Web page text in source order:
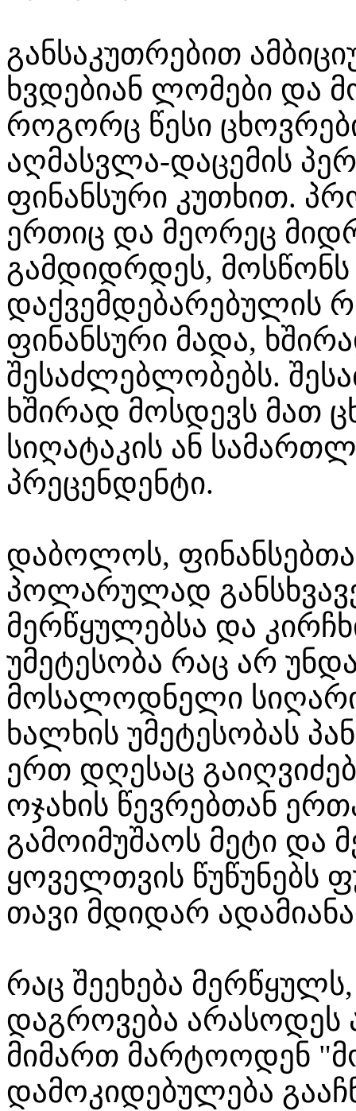
განსაკუთრებით
ხვდებიან ლომები და
როგორც წესი
აღმასვლა-დაცემის
ფინანსური კუთხით.
ერთიც და მეორეც
გამდიდრდეს,
დაქვემდებარებულის
ფინანსური მადა,
შესაძლებლობებს.
ხშირად მოსდევს მათ
სიღატაკის ან
პრეცენდენტი.
დაბოლოს,
პოლარულად
მერწყულებსა და
უმეტესობა რაც არ
მოსალოდნელი
ხალხის უმეტესობას
ერთ დღესაც
ოჯახის წევრებთან
გამოიმუშაოს მეტი და
ყოველთვის წუწუნებს
თავი მდიდარ
რაც შეეხება
დაგროვება არასოდეს
მიმართ მარტოოდენ
დამოკიდებულება